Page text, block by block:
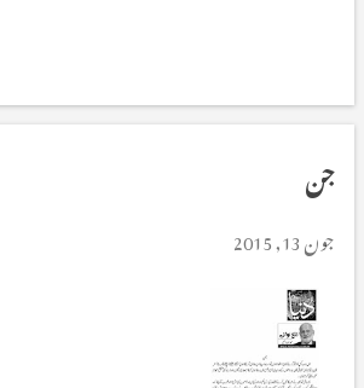
جن
جون 13, 2015